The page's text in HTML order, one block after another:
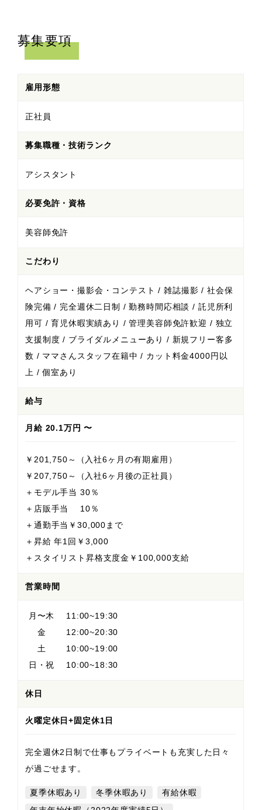
募集要項
雇用形態
正社員
募集職種・技術ランク
アシスタント
必要免許・資格
美容師免許
こだわり
ヘアショー・撮影会・コンテスト / 雑誌撮影 / 社会保
険完備 / 完全週休二日制 / 勤務時間応相談 / 託児所利
用可 / 育児休暇実績あり / 管理美容師免許歓迎 / 独立
支援制度 / ブライダルメニューあり / 新規フリー客多
数 / ママさんスタッフ在籍中 / カット料金4000円以
上 / 個室あり
給与
月給 20.1万円 〜
￥201,750～（入社6ヶ月の有期雇用）
￥207,750～（入社6ヶ月後の正社員）
＋モデル手当 30％
＋店販手当 10％
＋通勤手当￥30,000まで
＋昇給 年1回￥3,000
＋スタイリスト昇格支度金￥100,000支給
営業時間
月〜木
11:00~19:30
金
12:00~20:30
土
10:00~19:00
日・祝
10:00~18:30
休日
火曜定休日+固定休1日
完全週休2日制で仕事もプライベートも充実した日々
が過ごせます。
夏季休暇あり 冬季休暇あり
有給休暇